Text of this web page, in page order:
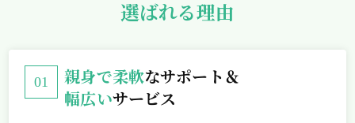
選ばれる理由
親身で柔軟なサポート＆
幅広いサービス